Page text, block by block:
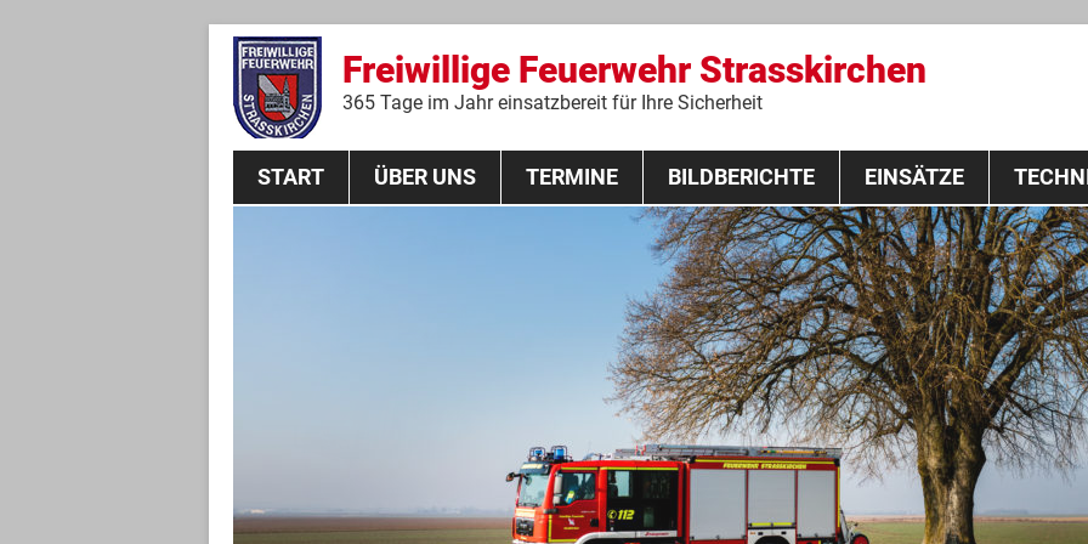
Freiwillige Feuerwehr Strasskirchen
365 Tage im Jahr einsatzbereit für Ihre Sicherheit
Zum
springen
START ÜBER UNS TERMINE
THL Lehrgang 2020
BILDBERICHTE EINSÄTZE
Fahrzeuge
Ausrüstung